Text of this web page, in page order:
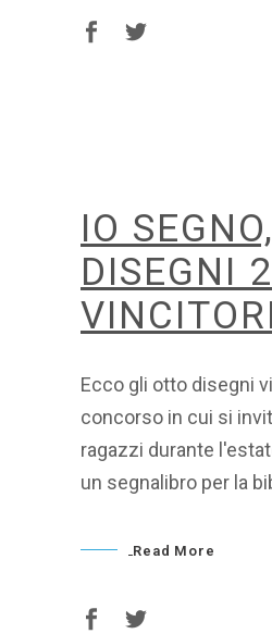
IO
DISEGNI
Ecco gli otto disegni
concorso in cui si
ragazzi durante
un segnalibro per la
Read More